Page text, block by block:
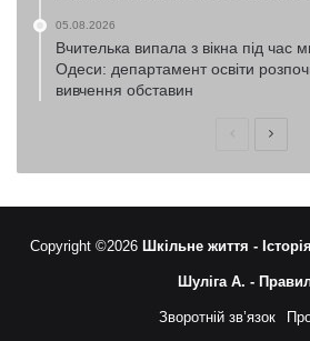
05.08.2026
Вчителька випала з вікна під час
Одеси: департамент освіти
вивчення обставин
Попередня
Copyright ©2026 Шкільне життя -
Шуліга А. -
Зворотній зв’язок